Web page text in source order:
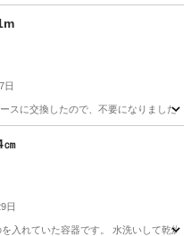
日
スに交換したので、不要になりました
㎝
日
入れていた容器です。 水洗いして乾